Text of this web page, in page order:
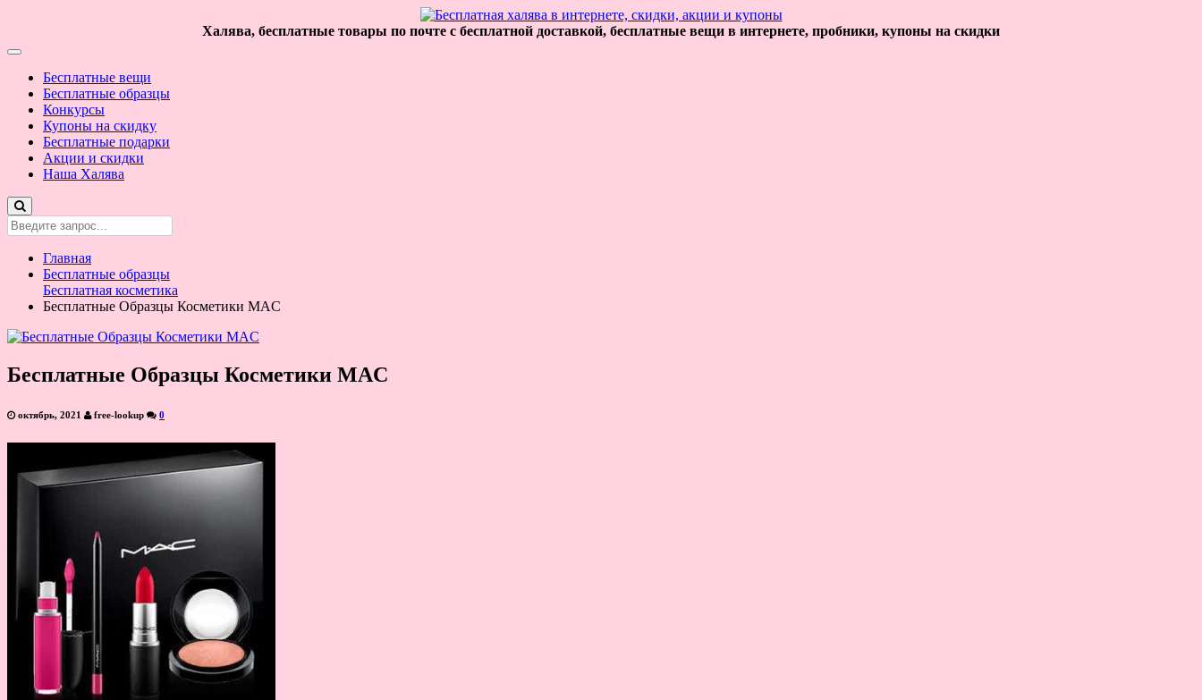
Халява, бесплатные товары по почте с бесплатной доставкой, бесплатные вещи в интернете, пробники, купоны на скидки
Бесплатные вещи
Бесплатные образцы
Конкурсы
Купоны на скидку
Бесплатные подарки
Акции и скидки
Наша Халява
Главная
Бесплатные образцы
Бесплатная косметика
Бесплатные Образцы Косметики MAC
Бесплатные Образцы Косметики MAC
октябрь, 2021 free-lookup 0